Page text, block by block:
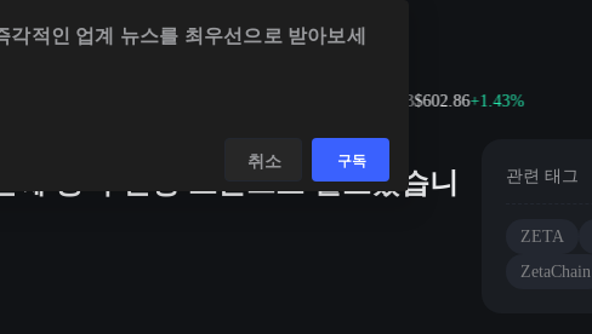
$602.86+1.43%
공식 인정 토큰으로 발표했습니
관련 태그
ZETA
ZetaChain
각적인 업계 뉴스를 최우선으로 받아보세
취소 구독